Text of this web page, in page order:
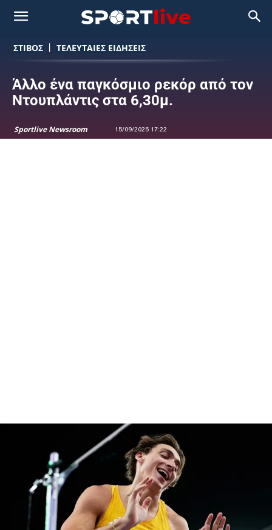
ΣΤΙΒΟΣ ΤΕΛΕΥΤΑΙΕΣ ΕΙΔΗΣΕΙΣ
Άλλο ένα παγκόσμιο ρεκόρ από τον
Ντουπλάντις στα 6,30μ.
Sportlive Newsroom 15/09/2025 17:22